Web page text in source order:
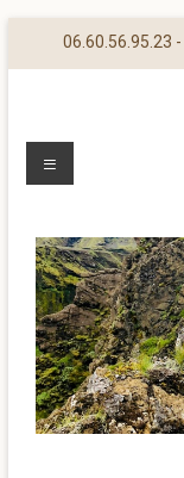
06.60.56.95.23 -